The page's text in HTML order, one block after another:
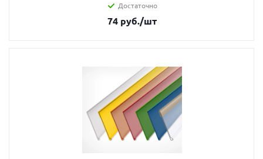
Достаточно
74руб./шт